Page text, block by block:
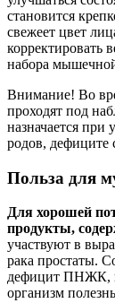
становится
свежеет цвет
корректировать
набора
Внимание! Во
проходят под
назначается
родов, дефиците
Польза для
Для хорошей
продукты,
участвуют в
рака простаты.
дефицит ПНЖК,
организм